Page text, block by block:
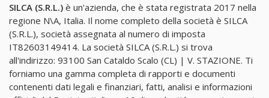
SILCA (S.R.L.) è un'azienda, che è stata registrata 2017 nella
regione N\A, Italia. Il nome completo della società è SILCA
(S.R.L.), società assegnata al numero di imposta
IT82603149414. La società SILCA (S.R.L.) si trova
all'indirizzo: 93100 San Cataldo Scalo (CL) | V. STAZIONE. Ti
forniamo una gamma completa di rapporti e documenti
contenenti dati legali e finanziari, fatti, analisi e informazioni